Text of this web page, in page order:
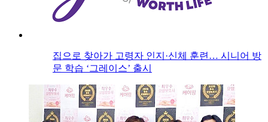
집으로 찾아가 고령자 인지·신체 훈련… 시니어 방
문 학습 ‘그레이스’ 출시